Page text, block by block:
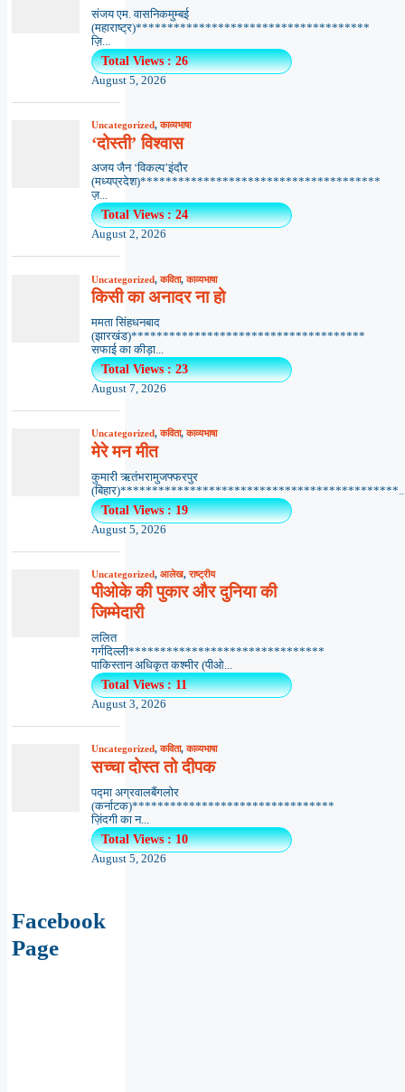
संजय एम. वासनिकमुम्बई
(महाराष्ट्र)*************************************
ज़ि...
Total Views : 26
August 5, 2026
Uncategorized,काव्यभाषा
‘दोस्ती’ विश्वास
अजय जैन ‘विकल्प’इंदौर
(मध्यप्रदेश)**************************************
ज़...
Total Views : 24
August 2, 2026
Uncategorized,कविता,काव्यभाषा
किसी का अनादर ना हो
ममता सिंहधनबाद
(झारखंड)*************************************
सफाई का कीड़ा...
Total Views : 23
August 7, 2026
Uncategorized,कविता,काव्यभाषा
मेरे मन मीत
कुमारी ऋतंभरामुजफ्फरपुर
Total Views : 19
August 5, 2026
Uncategorized, आलेख,राष्ट्रीय
पीओके की पुकार और दुनिया की
जिम्मेदारी
ललित
गर्गदिल्ली*******************************
पाकिस्तान अधिकृत कश्मीर (पीओ...
Total Views : 11
August 3, 2026
Uncategorized,कविता,काव्यभाषा
सच्चा दोस्त तो दीपक
पद्मा अग्रवालबैंगलोर
(कर्नाटक)********************************
ज़िंदगी का न...
Total Views : 10
August 5, 2026
Facebook
Page